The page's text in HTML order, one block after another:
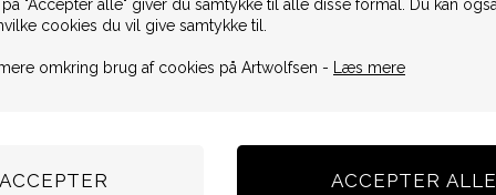
"Accepter alle" giver du samtykke til alle disse formål. Du kan
cookies du vil give samtykke til.
omkring brug af cookies på Artwolfsen - Læs mere